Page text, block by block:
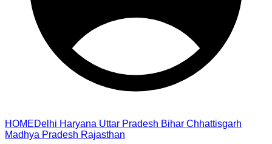
HOMEDelhi Haryana Uttar Pradesh Bihar Chhattisgarh
Madhya Pradesh Rajasthan